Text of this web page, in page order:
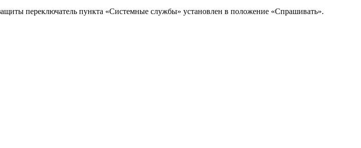
переключатель пункта «Системные службы» установлен в положение «Спрашивать».